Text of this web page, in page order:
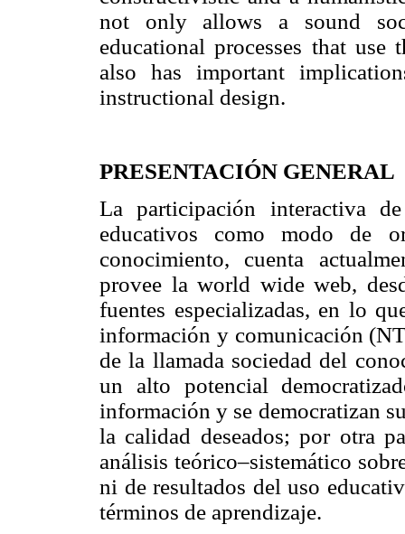
not only allows a sound
educational processes that
also has important
instructional design.
PRESENTACIÓN GENERAL
La participación interactiva
educativos como modo de
conocimiento, cuenta
provee la world wide web,
fuentes especializadas, en lo
información y comunicación
de la llamada sociedad del
un alto potencial
información y se democratizan
la calidad deseados; por otra
análisis teórico–sistemático
ni de resultados del uso
términos de aprendizaje.